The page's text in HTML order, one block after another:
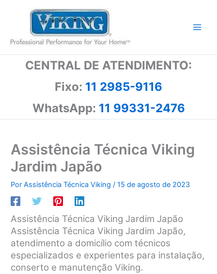
conteúdo
CENTRAL DE ATENDIMENTO:
Fixo: 11 2985-9116
WhatsApp: 11 99331-2476
Assistência Técnica Viking
Jardim Japão
PorAssistência Técnica Viking/15 de agosto de 2023
Assistência Técnica Viking Jardim Japão
Assistência Técnica Viking Jardim Japão,
atendimento a domicílio com técnicos
especializados e experientes para instalação,
conserto e manutenção Viking.